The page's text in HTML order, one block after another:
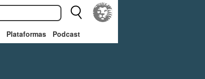
Plataformas Podcast